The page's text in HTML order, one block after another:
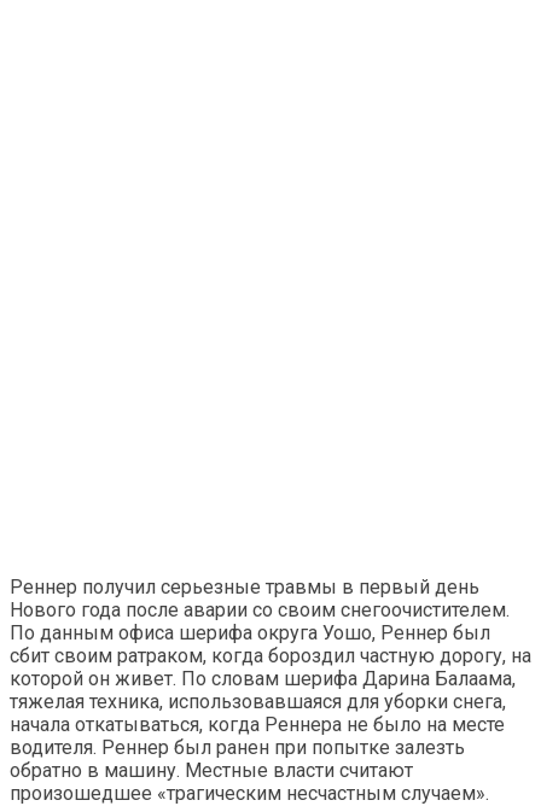
Реннер получил серьезные травмы в первый день
Нового года после аварии со своим снегоочистителем.
По данным офиса шерифа округа Уошо, Реннер был
сбит своим ратраком, когда бороздил частную дорогу, на
которой он живет. По словам шерифа Дарина Балаама,
тяжелая техника, использовавшаяся для уборки снега,
начала откатываться, когда Реннера не было на месте
водителя. Реннер был ранен при попытке залезть
обратно в машину. Местные власти считают
произошедшее «трагическим несчастным случаем».